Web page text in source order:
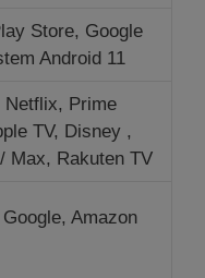
Store, Google
Android 11
Netflix, Prime
TV, Disney ,
Max, Rakuten TV
Amazon